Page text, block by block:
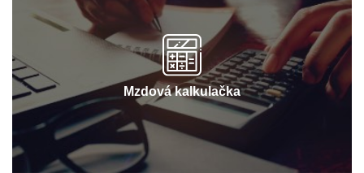
Mzdová kalkulačka